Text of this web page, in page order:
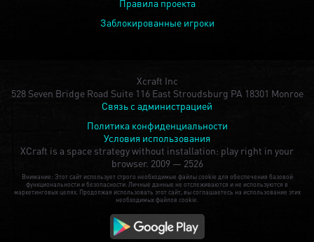
Заблокированные игроки
Xcraft Inc
528 Seven Bridge Road Suite 116 East Stroudsburg PA 18301 Monroe
Связь с администрацией
Политика конфиденциальности
Условия использования
XCraft is a space strategy without installation: play right in your
browser. 2009 — 2526
Внимание: Этот сайт использует строго необходимые файлы cookie для обеспечения базовой
функциональности и безопасности. Личные данные не отслеживаются и не используются в
маркетинговых целях. Продолжая использовать этот сайт, вы соглашаетесь на использование этих
необходимых файлов cookie.